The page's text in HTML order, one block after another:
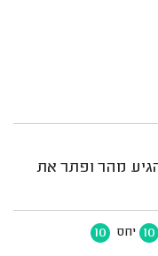
מהר ופתר את
10 יחס 10